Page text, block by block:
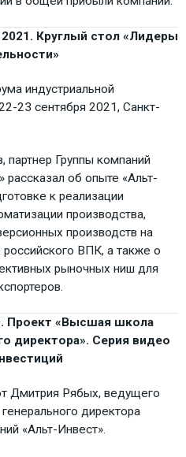
Круглый стол «Лидеры
индустриальной
23 сентября 2021, Санкт-
партнер Группы компаний
рассказал об опыте «Альт-
к реализации
производства,
производств на
российского ВПК, а также о
рыночных ниш для
Проект «Высшая школа
директора». Серия видео
Дмитрия Рябых, ведущего
генерального директора
«Альт-Инвест».